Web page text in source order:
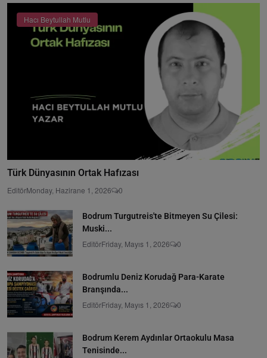
Hacı Beytullah Mutlu
Türk Dünyasının Ortak Hafızası
EditörMonday, Hazirane 1, 2026 0
Bodrum Turgutreis'te Bitmeyen Su Çilesi:
Muski...
EditörFriday, Mayıs 1, 2026 0
Bodrumlu Deniz Korudağ Para-Karate
Branşında...
EditörFriday, Mayıs 1, 2026 0
Bodrum Kerem Aydınlar Ortaokulu Masa
Tenisinde...